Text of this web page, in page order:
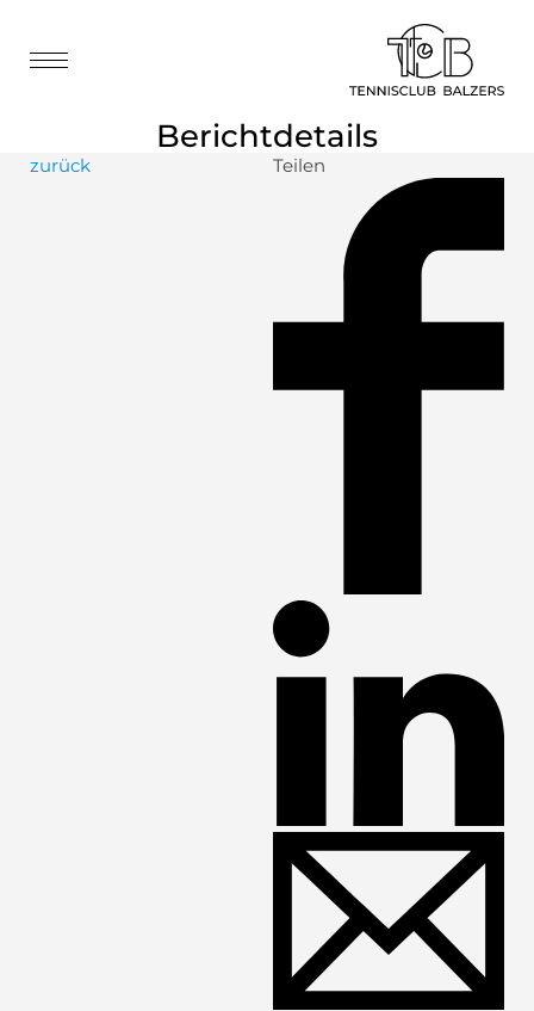
Berichtdetails
zurück Teilen